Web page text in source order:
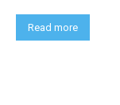
Read more